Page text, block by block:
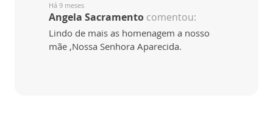
Há 9 meses
Angela Sacramento comentou:
Lindo de mais as homenagem a nosso
mãe ,Nossa Senhora Aparecida.